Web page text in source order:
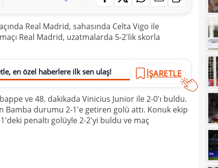
Real Madrid, sahasında Celta Vigo ile
Real Madrid, uzatmalarda 5-2'lik skorla
en özel haberlere ilk sen ulaş! İŞARETLE
ve 48. dakikada Vinicius Junior ile 2-0'ı buldu.
Bamba durumu 2-1'e getiren golü attı. Konuk ekip
penaltı golüyle 2-2'yi buldu ve maç
5